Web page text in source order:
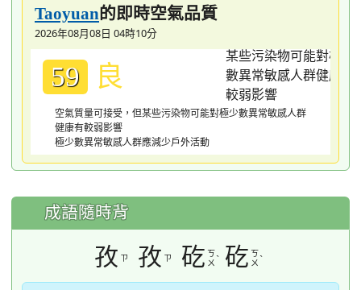
Taoyuan的即時空氣品質
2026年08月08日 04時10分
59 良
空氣質量可接受，但某些污染物可能對極少數異常敏感人群
健康有較弱影響
極少數異常敏感人群應減少戶外活動
成語隨時背
孜 ㄗ 孜 ㄗ 矻 ㄎ
ㄨ ˋ 矻 ㄎ
ㄨ ˋ